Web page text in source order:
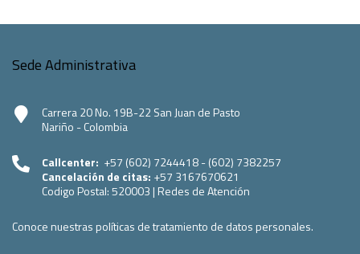
Sede Administrativa
Carrera 20 No. 19B-22 San Juan de Pasto
Nariño - Colombia
Callcenter: +57 (602) 7244418 - (602) 7382257
Cancelación de citas: +57 3167670621
Codigo Postal:520003 | Redes de Atención
Conoce nuestras políticas de tratamiento de datos personales.